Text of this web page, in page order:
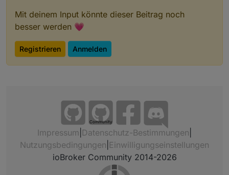
Mit deinem Input könnte dieser Beitrag noch
besser werden 💗
Registrieren Anmelden
Community
Impressum Datenschutz-Bestimmungen
Nutzungsbedingungen Einwilligungseinstellungen
ioBroker Community 2014-2026